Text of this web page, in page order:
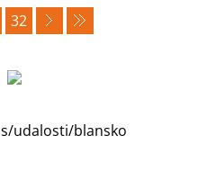
32
udalosti/blansko